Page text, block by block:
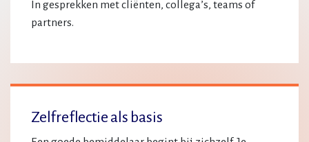
In gesprekken met cliënten, collega’s, teams of
partners.
Zelfreflectie als basis